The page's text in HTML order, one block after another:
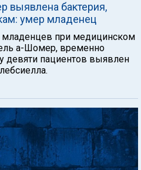
выявлена бактерия,
умер младенец
при медицинском
а-Шомер, временно
девяти пациентов выявлен